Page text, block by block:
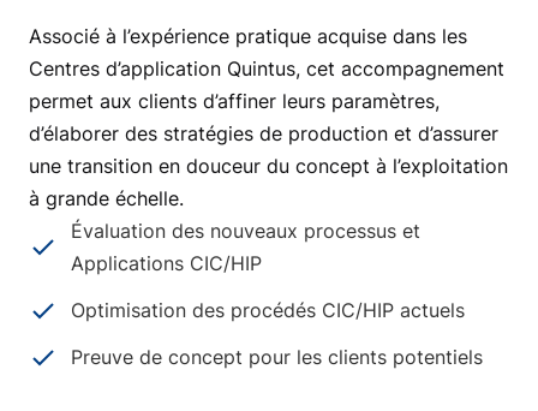
Associé à l’expérience pratique acquise dans les
Centres d’application Quintus, cet accompagnement
permet aux clients d’affiner leurs paramètres,
d’élaborer des stratégies de production et d’assurer
une transition en douceur du concept à l’exploitation
à grande échelle.
Évaluation des nouveaux processus et
Applications CIC/HIP
Optimisation des procédés CIC/HIP actuels
Preuve de concept pour les clients potentiels